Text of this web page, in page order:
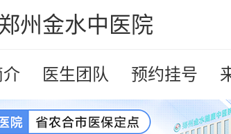
州金水中医院
介 医生团队 预约挂号